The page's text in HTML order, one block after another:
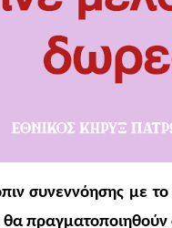
συνεννόησης με
πραγματοποιηθούν